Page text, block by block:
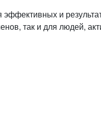
и
так и для людей,